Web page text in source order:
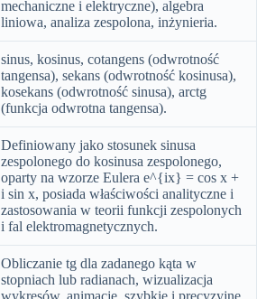
mechaniczne i elektryczne), algebra
liniowa, analiza zespolona, inżynieria.
sinus, kosinus, cotangens (odwrotność
tangensa), sekans (odwrotność kosinusa),
kosekans (odwrotność sinusa), arctg
(funkcja odwrotna tangensa).
Definiowany jako stosunek sinusa
zespolonego do kosinusa zespolonego,
oparty na wzorze Eulera e^{ix} = cos x +
i sin x, posiada właściwości analityczne i
zastosowania w teorii funkcji zespolonych
i fal elektromagnetycznych.
Obliczanie tg dla zadanego kąta w
stopniach lub radianach, wizualizacja
wykresów, animacje, szybkie i precyzyjne